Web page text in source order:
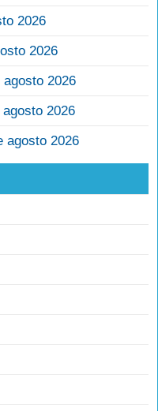
2026
2026
2026
2026
agosto 2026